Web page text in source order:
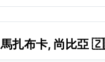
扎布卡, 尚比亞